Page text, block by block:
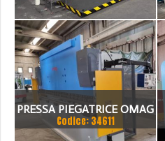
PRESSA PIEGATRICE OMAG
EPB 10036100 TON X 4MT
Codice: 34611